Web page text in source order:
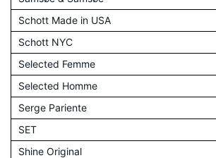
Schott Made in USA
Schott NYC
Selected Femme
Selected Homme
Serge Pariente
SET
Shine Original